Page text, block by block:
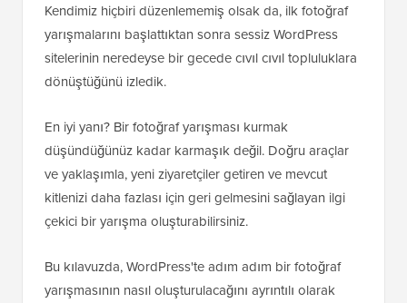
Kendimiz hiçbiri düzenlememiş olsak da, ilk fotoğraf
yarışmalarını başlattıktan sonra sessiz WordPress
sitelerinin neredeyse bir gecede cıvıl cıvıl topluluklara
dönüştüğünü izledik.
En iyi yanı? Bir fotoğraf yarışması kurmak
düşündüğünüz kadar karmaşık değil. Doğru araçlar
ve yaklaşımla, yeni ziyaretçiler getiren ve mevcut
kitlenizi daha fazlası için geri gelmesini sağlayan ilgi
çekici bir yarışma oluşturabilirsiniz.
Bu kılavuzda, WordPress'te adım adım bir fotoğraf
yarışmasının nasıl oluşturulacağını ayrıntılı olarak